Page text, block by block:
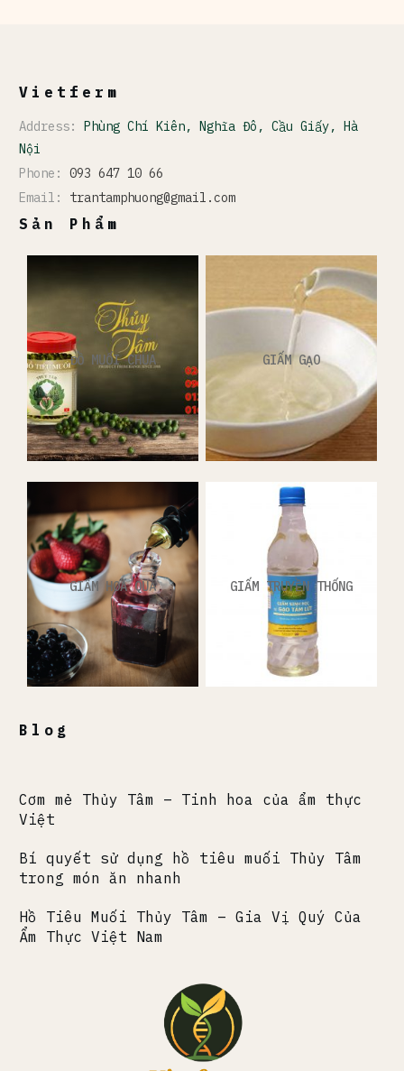
Vietferm
Address: Phùng Chí Kiên, Nghĩa Đô, Cầu Giấy, Hà
Nội
Phone: 093 647 10 66
Email: trantamphuong@gmail.com
Sản Phẩm
ĐỒ MUỐI CHUA GIẤM GẠO
GIẤM HOA QUẢ GIẤM TRUYỀN THỐNG
Blog
Cơm mẻ Thủy Tâm – Tinh hoa của ẩm thực
Việt
Bí quyết sử dụng hồ tiêu muối Thủy Tâm
trong món ăn nhanh
Hồ Tiêu Muối Thủy Tâm – Gia Vị Quý Của
Ẩm Thực Việt Nam